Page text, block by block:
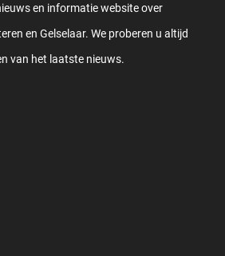
en informatie website over
en Gelselaar. We proberen u altijd
van het laatste nieuws.